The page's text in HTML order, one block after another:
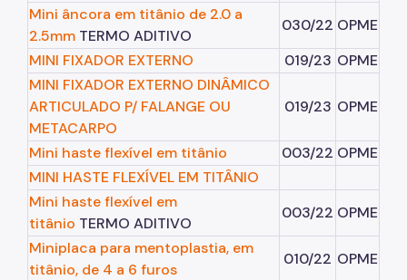
Mini âncora em titânio de 2.0 a
2.5mm TERMO ADITIVO
030/22 OPME
MINI FIXADOR EXTERNO
019/23 OPME
MINI FIXADOR EXTERNO DINÂMICO
ARTICULADO P/ FALANGE OU
METACARPO
019/23 OPME
Mini haste flexível em titânio 003/22 OPME
MINI HASTE FLEXÍVEL EM TITÂNIO
Mini haste flexível em
titânio TERMO ADITIVO
003/22 OPME
Miniplaca para mentoplastia, em
titânio, de 4 a 6 furos
010/22 OPME